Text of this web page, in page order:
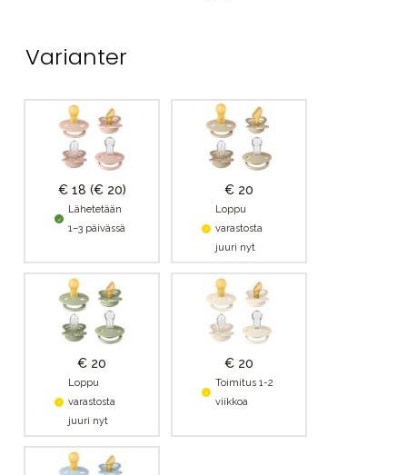
Varianter
€ 18 (€ 20)
Lähetetään
1–3 päivässä
€ 20
Loppu
varastosta
juuri nyt
€ 20
Loppu
varastosta
juuri nyt
€ 20
Toimitus 1-2
viikkoa